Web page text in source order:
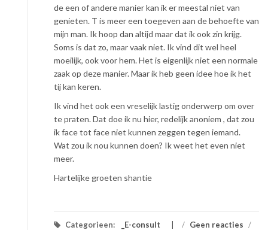
de een of andere manier kan ik er meestal niet van
genieten. T is meer een toegeven aan de behoefte van
mijn man. Ik hoop dan altijd maar dat ik ook zin krijg.
Soms is dat zo, maar vaak niet. Ik vind dit wel heel
moeilijk, ook voor hem. Het is eigenlijk niet een normale
zaak op deze manier. Maar ik heb geen idee hoe ik het
tij kan keren.
Ik vind het ook een vreselijk lastig onderwerp om over
te praten. Dat doe ik nu hier, redelijk anoniem , dat zou
ik face tot face niet kunnen zeggen tegen iemand.
Wat zou ik nou kunnen doen? Ik weet het even niet
meer.
Hartelijke groeten shantie
Categorieen: _E-consult / Geen reacties /